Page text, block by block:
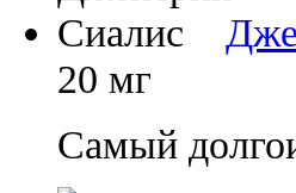
20 мг
Самый